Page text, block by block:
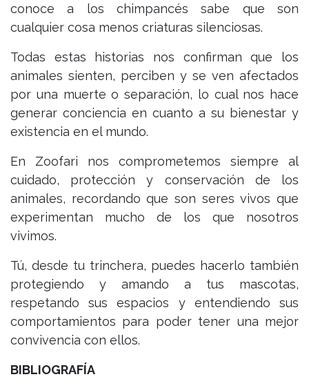
conoce a los chimpancés sabe que son
cualquier cosa menos criaturas silenciosas.
Todas estas historias nos confirman que los
animales sienten, perciben y se ven afectados
por una muerte o separación, lo cual nos hace
generar conciencia en cuanto a su bienestar y
existencia en el mundo.
En Zoofari nos comprometemos siempre al
cuidado, protección y conservación de los
animales, recordando que son seres vivos que
experimentan mucho de los que nosotros
vivimos.
Tú, desde tu trinchera, puedes hacerlo también
protegiendo y amando a tus mascotas,
respetando sus espacios y entendiendo sus
comportamientos para poder tener una mejor
convivencia con ellos.
BIBLIOGRAFÍA